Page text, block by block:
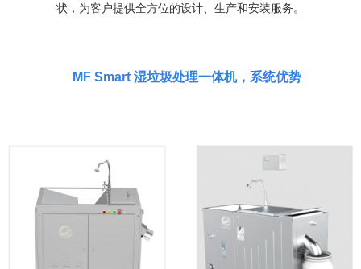
状，为客户提供全方位的设计、生产和安装服务。
MF Smart 湿垃圾处理一体机，系统优势